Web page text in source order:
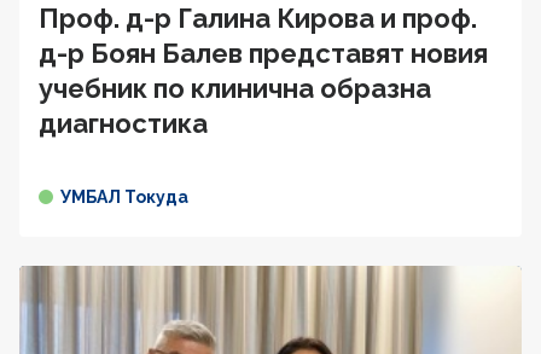
Проф. д-р Галина Кирова и проф.
д-р Боян Балев представят новия
учебник по клинична образна
диагностика
УМБАЛ Токуда